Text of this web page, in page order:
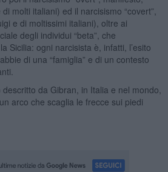
molti italiani) ed il narcisismo “covert”,
e di moltissimi italiani), oltre ai
degli individui “beta”, che
Sicilia: ogni narcisista è, infatti, l’esito
di una “famiglia” e di un contesto
da Gibran, in Italia e nel mondo,
arco che scaglia le frecce sui piedi